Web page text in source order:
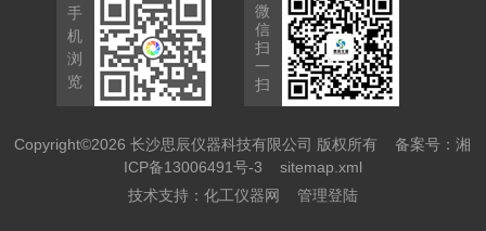
手
机
浏
览
微
信
扫
一
扫
Copyright©2026 长沙思辰仪器科技有限公司 版权所有备案号：湘
ICP备13006491号-3
sitemap.xml
技术支持： 化工仪器网 管理登陆